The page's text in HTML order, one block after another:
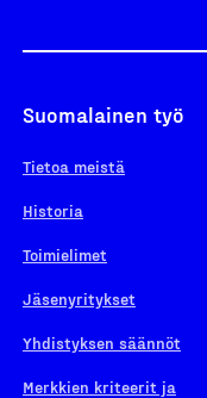
Suomalainen työ
Tietoa meistä
Historia
Toimielimet
Jäsenyritykset
Yhdistyksen säännöt
Merkkien kriteerit ja